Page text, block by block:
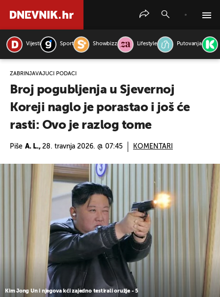
Vijesti Sport Showbizz Lifestyle Putovanja
ZABRINJAVAJUĆI PODACI
Broj pogubljenja u Sjevernoj
Koreji naglo je porastao i još će
rasti: Ovo je razlog tome
Piše A. L., 28. travnja 2026. @ 07:45 KOMENTARI
Kim Jong Un i njegova kći zajedno testirali oružje - 5
PRETRAŽITE VIJESTI